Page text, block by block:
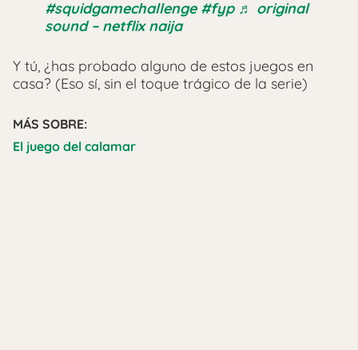
#squidgamechallenge #fyp ♬ original
sound – netflix naija
Y tú, ¿has probado alguno de estos juegos en
casa? (Eso sí, sin el toque trágico de la serie)
MÁS SOBRE:
El juego del calamar